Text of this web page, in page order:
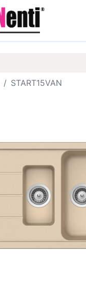
START15VAN